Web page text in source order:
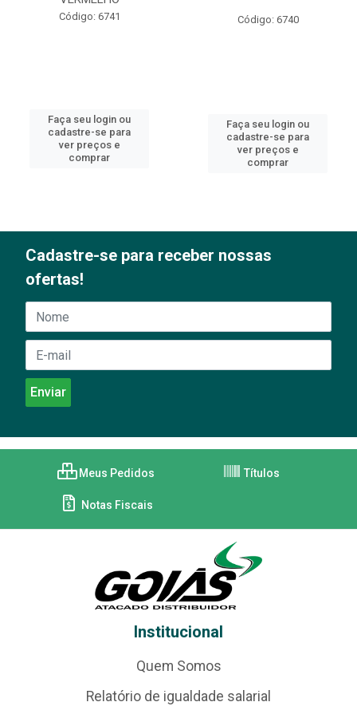
Código: 6741
Faça seu login ou
cadastre-se para
ver preços e
comprar
Código: 6740
Faça seu login ou
cadastre-se para
ver preços e
comprar
Cadastre-se para receber nossas
ofertas!
Meus Pedidos Títulos
Notas Fiscais
Institucional
Quem Somos
Relatório de igualdade salarial